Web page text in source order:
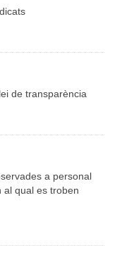
de transparència
a personal
al qual es troben